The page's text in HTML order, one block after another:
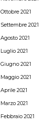
Ottobre 2021
Settembre 2021
Agosto 2021
Luglio 2021
Giugno 2021
Maggio 2021
Aprile 2021
Marzo 2021
Febbraio 2021